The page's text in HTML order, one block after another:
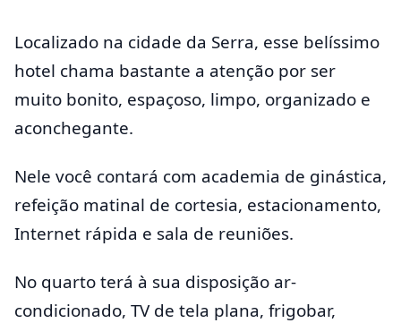
Localizado na cidade da Serra, esse belíssimo
hotel chama bastante a atenção por ser
muito bonito, espaçoso, limpo, organizado e
aconchegante.
Nele você contará com academia de ginástica,
refeição matinal de cortesia, estacionamento,
Internet rápida e sala de reuniões.
No quarto terá à sua disposição ar-
condicionado, TV de tela plana, frigobar,